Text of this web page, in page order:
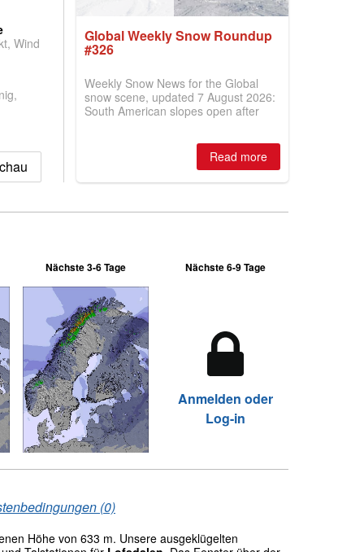
Wind
Global Weekly Snow Roundup
#326
Weekly Snow News for the Global
snow scene, updated 7 August 2026:
South American slopes open after
Australian areas open most terrain of
2026, northern hemisphere down to
two outdoor areas still open.
Read more
Nächste 3-6 Tage Nächste 6-9 Tage
Anmelden oder
Log-in
(0)
Höhe von 633 m. Unsere ausgeklügelten